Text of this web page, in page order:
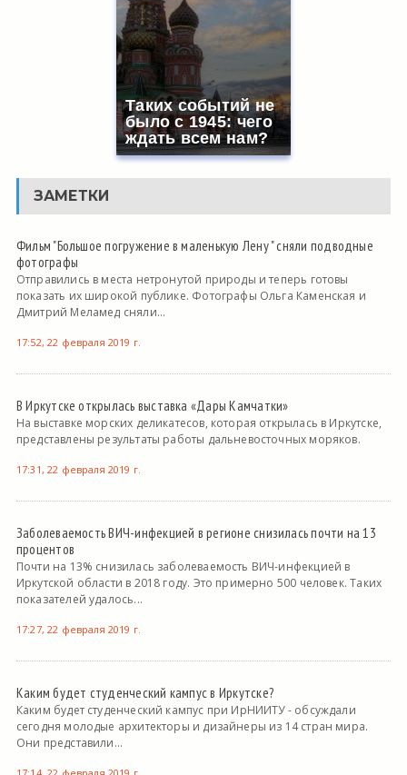
Таких событий не
было с 1945: чего
ждать всем нам?
ЗАМЕТКИ
Фильм "Большое погружение в маленькую Лену " сняли подводные
фотографы
Отправились в места нетронутой природы и теперь готовы
показать их широкой публике. Фотографы Ольга Каменская и
Дмитрий Меламед сняли...
17:52, 22 февраля 2019 г.
В Иркутске открылась выставка «Дары Камчатки»
На выставке морских деликатесов, которая открылась в Иркутске,
представлены результаты работы дальневосточных моряков.
17:31, 22 февраля 2019 г.
Заболеваемость ВИЧ-инфекцией в регионе снизилась почти на 13
процентов
Почти на 13% снизилась заболеваемость ВИЧ-инфекцией в
Иркутской области в 2018 году. Это примерно 500 человек. Таких
показателей удалось...
17:27, 22 февраля 2019 г.
Каким будет студенческий кампус в Иркутске?
Каким будет студенческий кампус при ИрНИИТУ - обсуждали
сегодня молодые архитекторы и дизайнеры из 14 стран мира.
Они представили...